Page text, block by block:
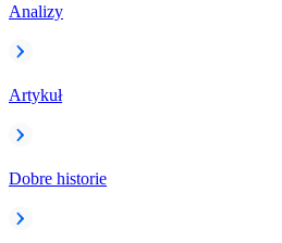
Analizy
Artykuł
Dobre historie